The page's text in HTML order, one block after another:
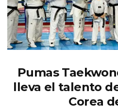
Pumas
lleva el talento
Corea